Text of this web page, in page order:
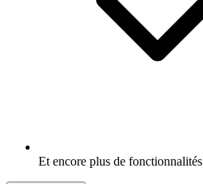
Et encore plus de fonctionnalités